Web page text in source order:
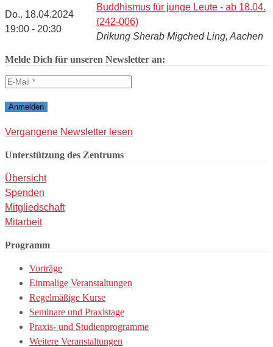
Do.. 18.04.2024
19:00 - 20:30
Buddhismus für junge Leute - ab 18.04.
(242-006)
Drikung Sherab Migched Ling, Aachen
Melde Dich für unseren Newsletter an:
Vergangene Newsletter lesen
Unterstützung des Zentrums
Übersicht
Spenden
Mitgliedschaft
Mitarbeit
Programm
Vorträge
Einmalige Veranstaltungen
Regelmäßige Kurse
Seminare und Praxistage
Praxis- und Studienprogramme
Weitere Veranstaltungen